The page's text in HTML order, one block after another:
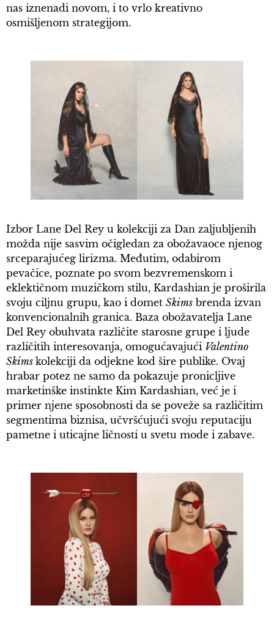
nas iznenadi novom, i to vrlo kreativno
osmišljenom strategijom.
Izbor Lane Del Rey u kolekciji za Dan zaljubljenih
možda nije sasvim očigledan za obožavaoce njenog
srceparajućeg lirizma. Međutim, odabirom
pevačice, poznate po svom bezvremenskom i
eklektičnom muzičkom stilu, Kardashian je proširila
svoju ciljnu grupu, kao i domet Skims brenda izvan
konvencionalnih granica. Baza obožavatelja Lane
Del Rey obuhvata različite starosne grupe i ljude
različitih interesovanja, omogućavajući Valentino
Skims kolekciji da odjekne kod šire publike. Ovaj
hrabar potez ne samo da pokazuje pronicljive
marketinške instinkte Kim Kardashian, već je i
primer njene sposobnosti da se poveže sa različitim
segmentima biznisa, učvršćujući svoju reputaciju
pametne i uticajne ličnosti u svetu mode i zabave.